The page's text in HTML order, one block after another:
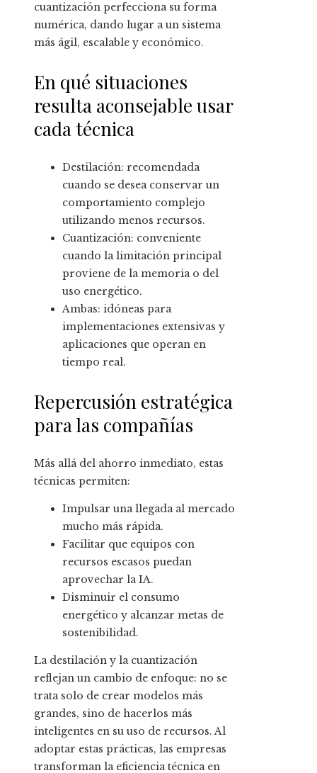
cuantización perfecciona su forma
numérica, dando lugar a un sistema
más ágil, escalable y económico.
En qué situaciones
resulta aconsejable usar
cada técnica
Destilación: recomendada
cuando se desea conservar un
comportamiento complejo
utilizando menos recursos.
Cuantización: conveniente
cuando la limitación principal
proviene de la memoria o del
uso energético.
Ambas: idóneas para
implementaciones extensivas y
aplicaciones que operan en
tiempo real.
Repercusión estratégica
para las compañías
Más allá del ahorro inmediato, estas
técnicas permiten:
Impulsar una llegada al mercado
mucho más rápida.
Facilitar que equipos con
recursos escasos puedan
aprovechar la IA.
Disminuir el consumo
energético y alcanzar metas de
sostenibilidad.
La destilación y la cuantización
reflejan un cambio de enfoque: no se
trata solo de crear modelos más
grandes, sino de hacerlos más
inteligentes en su uso de recursos. Al
adoptar estas prácticas, las empresas
transforman la eficiencia técnica en